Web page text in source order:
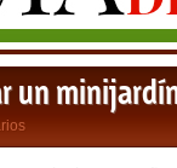
un